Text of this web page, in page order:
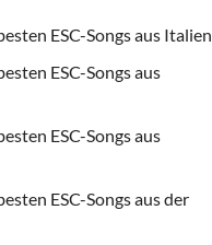
ESC-Songs aus Italien
ESC-Songs aus
ESC-Songs aus
ESC-Songs aus der